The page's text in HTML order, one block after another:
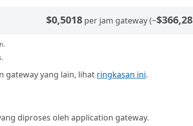
$0,5018 per jam gateway (~
gateway yang lain, lihat ringkasan ini.
diproses oleh application gateway.